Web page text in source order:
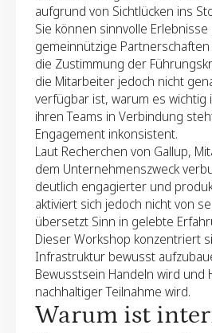
aufgrund von Sichtlücken ins
Sie können sinnvolle
gemeinnützige
die Zustimmung der
die Mitarbeiter jedoch nicht
verfügbar ist, warum es wichtig
ihren Teams in Verbindung
Engagement inkonsistent.
Laut Recherchen von Gallup,
dem Unternehmenszweck
deutlich engagierter und
aktiviert sich jedoch nicht von
übersetzt Sinn in gelebte
Dieser Workshop konzentriert
Infrastruktur bewusst
Bewusstsein Handeln wird und
nachhaltiger Teilnahme wird.
Warum ist